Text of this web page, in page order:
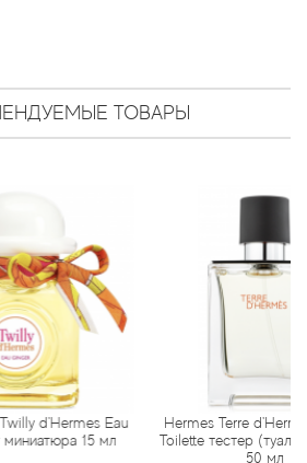
ТОВАРЫ
Eau
15 мл
Hermes Terre d'Hermes Eau
Toilette тестер (туалетная